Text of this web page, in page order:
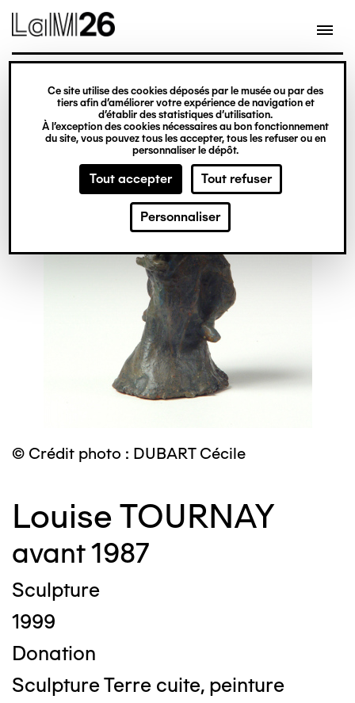
Gestion des cookies
Ce site utilise des cookies déposés par le musée ou par des
tiers afin d’améliorer votre expérience de navigation et
d’établir des statistiques d’utilisation.
À l’exception des cookies nécessaires au bon fonctionnement
du site, vous pouvez tous les accepter, tous les refuser ou en
personnaliser le dépôt.
Tout accepter Tout refuser
Personnaliser
contenu
© Crédit photo : DUBART Cécile
Louise TOURNAY
avant 1987
Sculpture
1999
Donation
Sculpture Terre cuite, peinture